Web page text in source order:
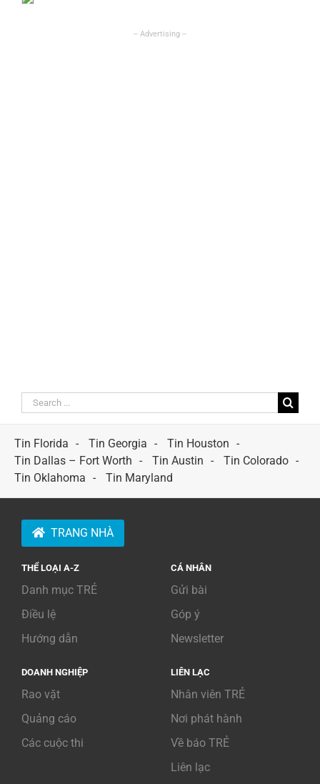
Search
for:
Tin Florida
Tin Georgia
Tin Houston
Tin Dallas – Fort Worth
Tin Austin
Tin Colorado
Tin Oklahoma
Tin Maryland
TRANG NHÀ
THỂ LOẠI A-Z
Danh mục TRẺ
Điều lệ
Hướng dẫn
CÁ NHÂN
Gửi bài
Góp ý
Newsletter
DOANH NGHIỆP
Rao vặt
Quảng cáo
Các cuộc thi
LIÊN LẠC
Nhân viên TRẺ
Nơi phát hành
Về báo TRẺ
Liên lạc